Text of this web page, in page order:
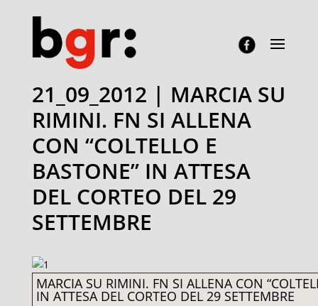
21_09_2012 | MARCIA SU
RIMINI. FN SI ALLENA
CON “COLTELLO E
BASTONE” IN ATTESA
DEL CORTEO DEL 29
SETTEMBRE
MARCIA SU RIMINI. FN SI ALLENA CON
IN ATTESA DEL CORTEO DEL 29 SETTEMBRE